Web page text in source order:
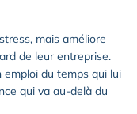
mais améliore
de leur entreprise.
du temps qui lui
qui va au-delà du